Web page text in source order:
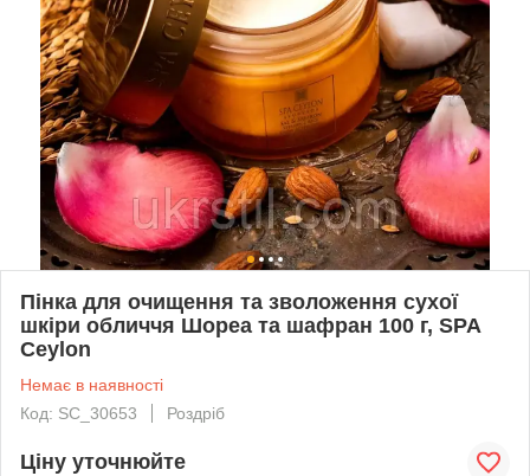
Пінка для очищення та зволоження сухої
шкіри обличчя Шореа та шафран 100 г, SPA
Ceylon
Немає в наявності
Код: SC_30653
Роздріб
Ціну уточнюйте